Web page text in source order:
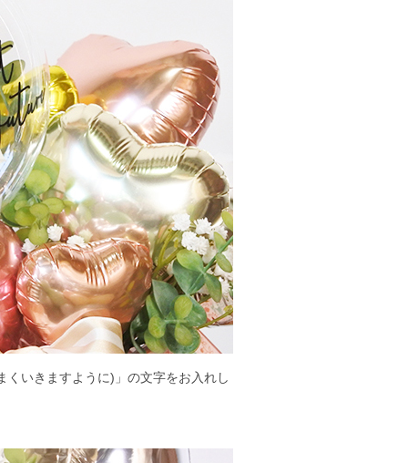
いきますように)」の文字をお入れし